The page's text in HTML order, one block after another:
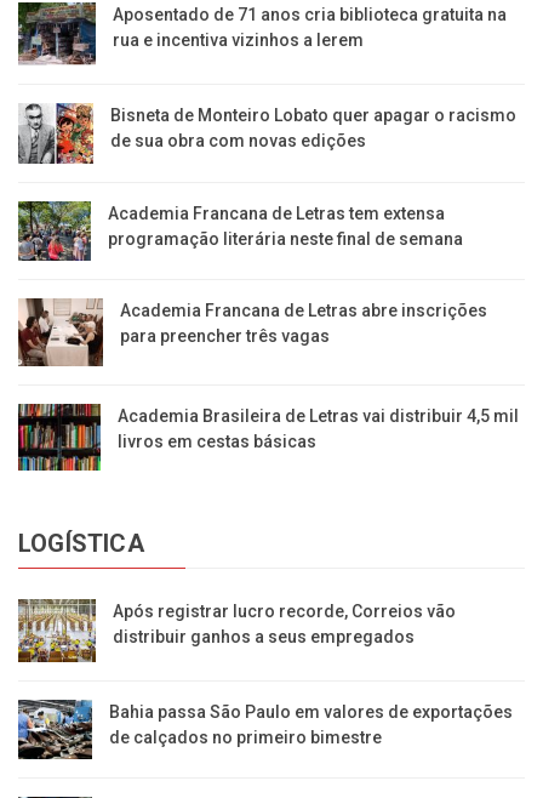
Aposentado de 71 anos cria biblioteca gratuita na
rua e incentiva vizinhos a lerem
Bisneta de Monteiro Lobato quer apagar o racismo
de sua obra com novas edições
Academia Francana de Letras tem extensa
programação literária neste final de semana
Academia Francana de Letras abre inscrições
para preencher três vagas
Academia Brasileira de Letras vai distribuir 4,5 mil
livros em cestas básicas
LOGÍSTICA
Após registrar lucro recorde, Correios vão
distribuir ganhos a seus empregados
Bahia passa São Paulo em valores de exportações
de calçados no primeiro bimestre